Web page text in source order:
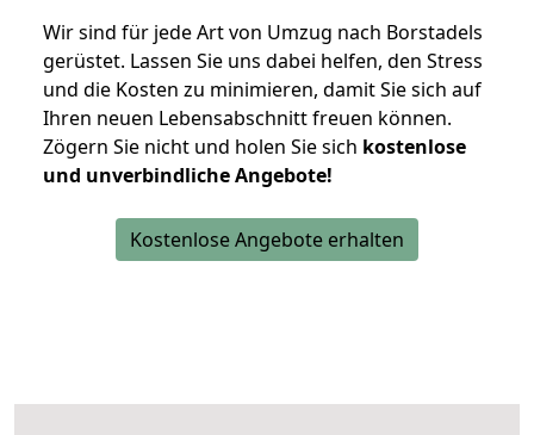
Wir sind für jede Art von Umzug nach Borstadels
gerüstet. Lassen Sie uns dabei helfen, den Stress
und die Kosten zu minimieren, damit Sie sich auf
Ihren neuen Lebensabschnitt freuen können.
Zögern Sie nicht und holen Sie sich kostenlose
und unverbindliche Angebote!
Kostenlose Angebote erhalten